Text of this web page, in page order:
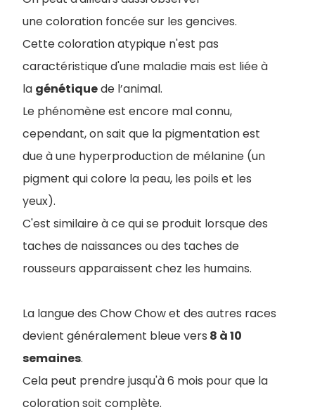
une coloration foncée sur les gencives.
Cette coloration atypique n'est pas
caractéristique d'une maladie mais est liée à
la génétiquede l’animal.
Le phénomène est encore mal connu,
cependant, on sait que la pigmentation est
due à une hyperproduction de mélanine (un
pigment qui colore la peau, les poils et les
yeux).
C'est similaire à ce qui se produit lorsque des
taches de naissances ou des taches de
rousseurs apparaissent chez les humains.
La langue des Chow Chow et des autres races
devient généralement bleue vers 8 à 10
semaines.
Cela peut prendre jusqu'à 6 mois pour que la
coloration soit complète.